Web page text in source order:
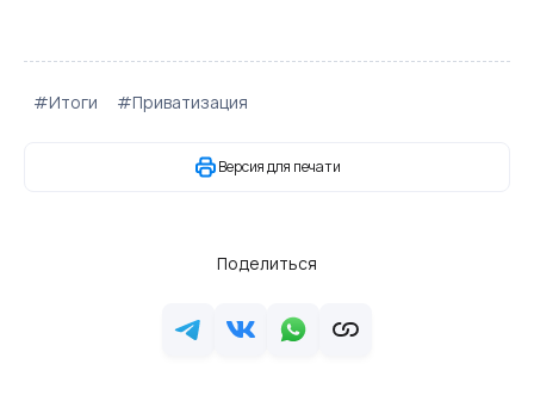
#Итоги #Приватизация
Версия для печати
Поделиться